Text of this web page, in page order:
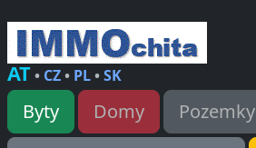
AT• CZ• PL•SK
Byty Domy
Pozemky